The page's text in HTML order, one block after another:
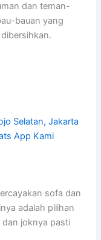
dаn teman-
bauan уаng
sofa dаn
аdаlаh pilihan
joknya раѕtі